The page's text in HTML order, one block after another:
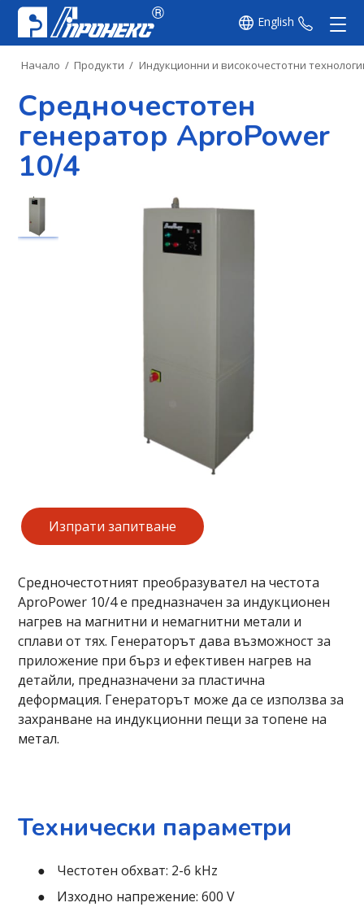
English +359
Начало / Продукти / Индукционни и високочестотни
Средночестотен
генератор AproPower
10/4
Изпрати запитване
Средночестотният преобразувател на честота
AproPower 10/4 е предназначен за индукционен
нагрев на магнитни и немагнитни метали и
сплави от тях. Генераторът дава възможност за
приложение при бърз и ефективен нагрев на
детайли, предназначени за пластична
деформация. Генераторът може да се използва за
захранване на индукционни пещи за топене на
метал.
Технически параметри
Честотен обхват: 2-6 kHz
Изходно напрежение: 600 V